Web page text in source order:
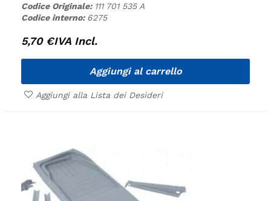
Codice Originale: 111 701 535 A
Codice interno: 6275
5,70 €IVA Incl.
Aggiungi al carrello
Aggiungi alla Lista dei Desideri